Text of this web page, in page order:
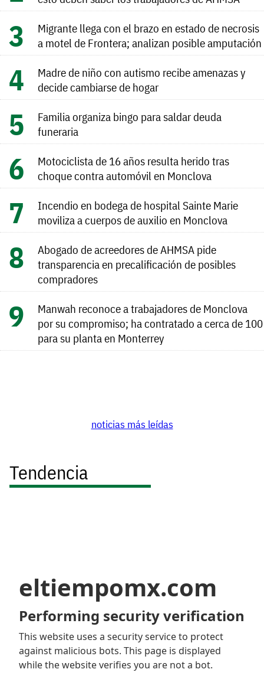
Migrante llega con el brazo en estado de necrosis
a motel de Frontera; analizan posible amputación
Madre de niño con autismo recibe amenazas y
decide cambiarse de hogar
Familia organiza bingo para saldar deuda
funeraria
Motociclista de 16 años resulta herido tras
choque contra automóvil en Monclova
Incendio en bodega de hospital Sainte Marie
moviliza a cuerpos de auxilio en Monclova
Abogado de acreedores de AHMSA pide
transparencia en precalificación de posibles
compradores
Manwah reconoce a trabajadores de Monclova
por su compromiso; ha contratado a cerca de 100
para su planta en Monterrey
noticias más leídas
Tendencia